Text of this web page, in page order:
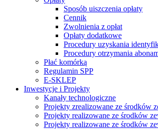
Sposób uiszczenia opłaty
Cennik
Zwolnienia z opłat
Opłaty dodatkowe
Procedury uzyskania
Procedury otrzymania
Płać komórką
Regulamin SPP
E-SKLEP
Inwestycje i Projekty
Kanały technologiczne
Projekty zrealizowane ze środków
Projekty realizowane ze środków
Projekty realizowane ze środków